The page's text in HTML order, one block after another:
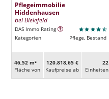
Pflegeimmobilie
Hiddenhausen
bei Bielefeld
DAS Immo Rating
Kategorien
Pflege, Bestand
46,52 m²
Fläche von
120.818,65 €
Kaufpreise ab
22
Ein­heiten